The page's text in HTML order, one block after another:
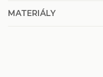
MATERIÁLY